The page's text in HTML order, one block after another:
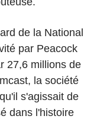
de la National
par Peacock
27,6 millions de
la société
s'agissait de
dans l'histoire